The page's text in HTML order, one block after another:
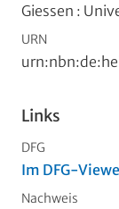
Giessen :
URN
Links
DFG
Im DFG-
Nachweis